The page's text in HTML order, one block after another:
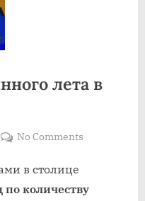
лета в
No Commentson
длинного
в столице
по количеству